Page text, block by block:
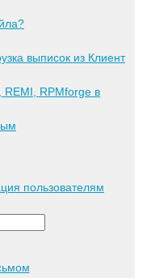
выписок из Клиент
REMI, RPMforge в
пользователям